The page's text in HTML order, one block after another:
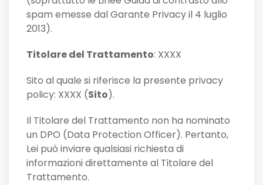
spam emesse dal Garante Privacy il 4 luglio
2013).
Titolare del Trattamento: XXXX
Sito al quale si riferisce la presente privacy
policy: XXXX (Sito).
Il Titolare del Trattamento non ha nominato
un DPO (Data Protection Officer). Pertanto,
Lei può inviare qualsiasi richiesta di
informazioni direttamente al Titolare del
Trattamento.